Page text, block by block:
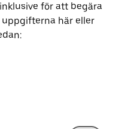
för att begära
här eller